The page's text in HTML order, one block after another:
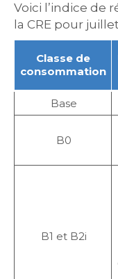
Voici l’indice de
la CRE pour
Classe de
consommation
Base
B0
B1 et B2i